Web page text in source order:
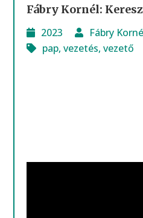
Fábry Kornél:
2023
Fábry
pap,vezetés,vezető